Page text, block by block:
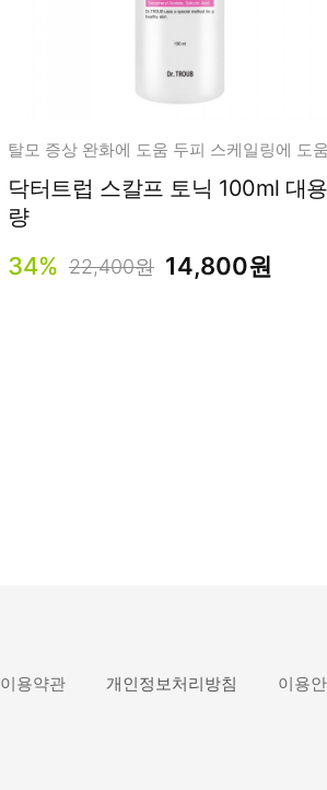
탈모 증상 완화에 도움 두피 스케일링에 도움
닥터트럽 스칼프 토닉 100ml 대용
량
34% 22,400원 14,800원
이용약관 개인정보처리방침 이용